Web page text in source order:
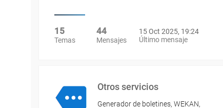
15
Temas
44
Mensajes
15 Oct 2025, 19:24
Último mensaje
Otros servicios
Generador de boletines, WEKAN,